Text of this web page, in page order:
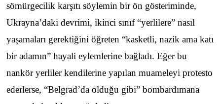
sömürgecilik karşıtı söylemin bir ön gösteriminde,
Ukrayna’daki devrimi, ikinci sınıf “yerlilere” nasıl
yaşamaları gerektiğini öğreten “kasketli, nazik ama katı
bir adamın” hayali eylemlerine bağladı. Eğer bu
nankör yerliler kendilerine yapılan muameleyi protesto
ederlerse, “Belgrad’da olduğu gibi” bombardımana